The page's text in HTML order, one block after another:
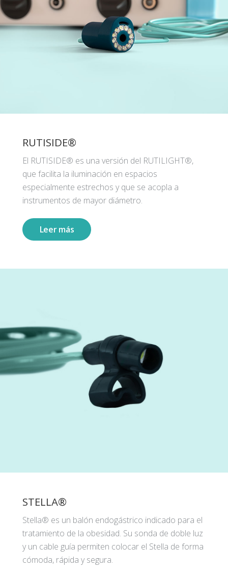
RUTISIDE®
El RUTISIDE® es una versión del RUTILIGHT®,
que facilita la iluminación en espacios
especialmente estrechos y que se acopla a
instrumentos de mayor diámetro.
Leer más
STELLA®
Stella® es un balón endogástrico indicado para el
tratamiento de la obesidad. Su sonda de doble luz
y un cable guía permiten colocar el Stella de forma
cómoda, rápida y segura.